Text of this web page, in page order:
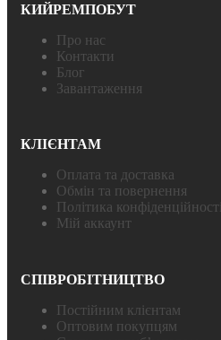
КИЙРЕМПОБУТ
Про нас
Контакти
Блог
Завантаження
КЛІЄНТАМ
Оплата та доставка
Обмін та повернення
Політика конфіденційності
Мій аккаунт
СПІВРОБІТНИЦТВО
Постійним клієнтам
Оптовим покупцям